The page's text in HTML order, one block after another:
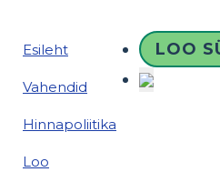
Esileht
Vahendid
Hinnapoliitika
Loo
LOO